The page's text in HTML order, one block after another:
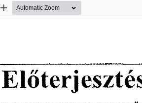
Zoom
Elő